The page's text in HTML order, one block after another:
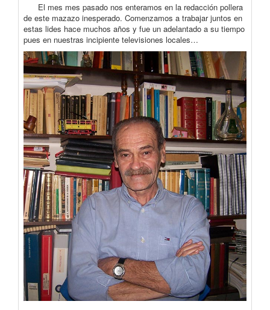
El mes mes pasado nos enteramos en la redacción pollera
de este mazazo inesperado. Comenzamos a trabajar juntos en
estas lides hace muchos años y fue un adelantado a su tiempo
pues en nuestras incipiente televisiones locales…